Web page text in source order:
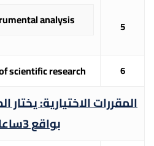
5
analysis
6
scientific research
المقررات الاختيارية: يختار
بواقع3